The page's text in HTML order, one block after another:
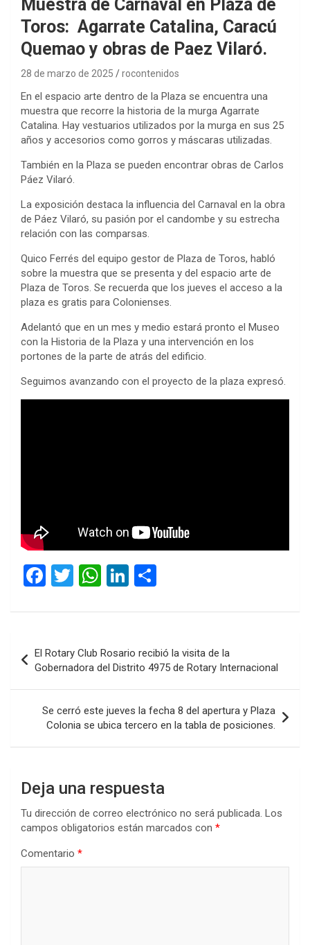
Muestra de Carnaval en Plaza de
Toros: Agarrate Catalina, Caracú
Quemao y obras de Paez Vilaró.
28 de marzo de 2025 rocontenidos
En el espacio arte dentro de la Plaza se encuentra una
muestra que recorre la historia de la murga Agarrate
Catalina. Hay vestuarios utilizados por la murga en sus 25
años y accesorios como gorros y máscaras utilizadas.
También en la Plaza se pueden encontrar obras de Carlos
Páez Vilaró.
La exposición destaca la influencia del Carnaval en la obra
de Páez Vilaró, su pasión por el candombe y su estrecha
relación con las comparsas.
Quico Ferrés del equipo gestor de Plaza de Toros, habló
sobre la muestra que se presenta y del espacio arte de
Plaza de Toros. Se recuerda que los jueves el acceso a la
plaza es gratis para Colonienses.
Adelantó que en un mes y medio estará pronto el Museo
con la Historia de la Plaza y una intervención en los
portones de la parte de atrás del edificio.
Seguimos avanzando con el proyecto de la plaza expresó.
F
ce
b
o
o
k
T
tt
er
W
at
s
A
p
p
Li
ke
n
m
p
ar
tir
de
entradas
El Rotary Club Rosario recibió la visita de la
Gobernadora del Distrito 4975 de Rotary Internacional
Se cerró este jueves la fecha 8 del apertura y Plaza
Colonia se ubica tercero en la tabla de posiciones.
Deja una respuesta
Tu dirección de correo electrónico no será publicada. Los
campos obligatorios están marcados con *
Comentario *